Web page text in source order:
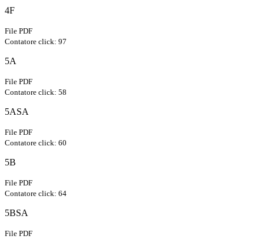
4F
File PDF
Contatore click: 97
5A
File PDF
Contatore click: 58
5ASA
File PDF
Contatore click: 60
5B
File PDF
Contatore click: 64
5BSA
File PDF